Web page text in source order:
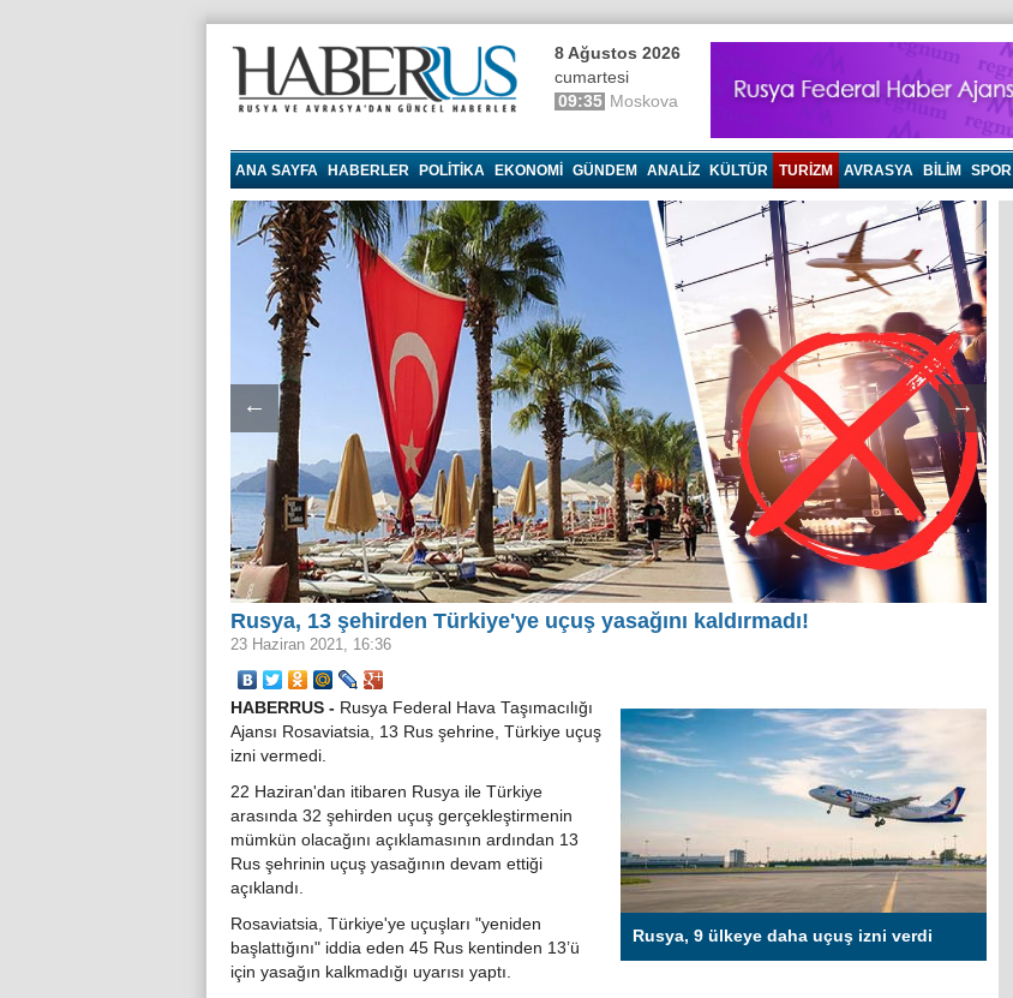
8 Ağustos 2026
cumartesi
09:35 Moskova
ANA SAYFA HABERLER POLITIKA EKONOMI GÜNDEM ANALIZ KÜLTÜR TURIZM AVRASYA BILIM SPOR
← →
Rusya, 13 şehirden Türkiye'ye uçuş yasağını kaldırmadı!
23 Haziran 2021, 16:36
Rusya, 9 ülkeye daha uçuş izni verdi
HABERRUS - Rusya Federal Hava Taşımacılığı
Ajansı Rosaviatsia, 13 Rus şehrine, Türkiye uçuş
izni vermedi.
22 Haziran'dan itibaren Rusya ile Türkiye
arasında 32 şehirden uçuş gerçekleştirmenin
mümkün olacağını açıklamasının ardından 13
Rus şehrinin uçuş yasağının devam ettiği
açıklandı.
Rosaviatsia, Türkiye'ye uçuşları "yeniden
başlattığını" iddia eden 45 Rus kentinden 13’ü
için yasağın kalkmadığı uyarısı yaptı.